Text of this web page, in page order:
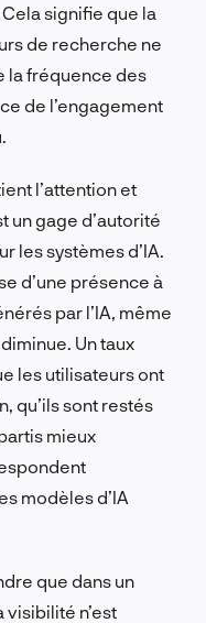
signifie que la
de recherche ne
la fréquence des
de l’engagement
l’attention et
un gage d’autorité
les systèmes d’IA.
d’une présence à
par l’IA, même
Un taux
les utilisateurs ont
qu’ils sont restés
mieux
modèles d’IA
que dans un
visibilité n’est